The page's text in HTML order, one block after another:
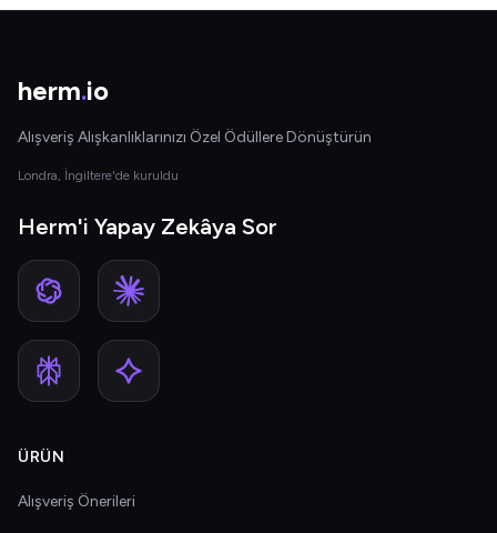
herm.io
Alışveriş Alışkanlıklarınızı Özel Ödüllere Dönüştürün
Londra, İngiltere'de kuruldu
Herm'i Yapay Zekâya Sor
ÜRÜN
Alışveriş Önerileri